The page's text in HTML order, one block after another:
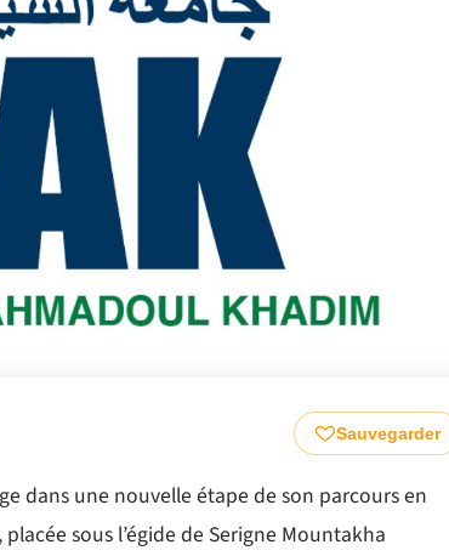
Sauvegarder
dans une nouvelle étape de son parcours en
sous l’égide de Serigne Mountakha